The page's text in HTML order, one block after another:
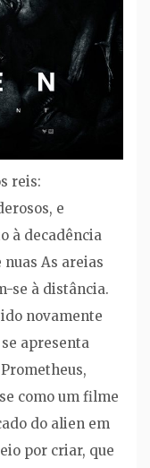
reis:
e
à decadência
As areias
se à distância.
novamente
apresenta
como um filme
do alien em
por criar, que